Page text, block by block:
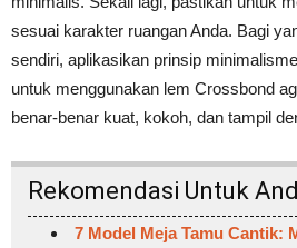
sesuai karakter ruangan Anda. Bagi
sendiri, aplikasikan prinsip
untuk menggunakan lem Crossbond
benar-benar kuat, kokoh, dan tampil
Rekomendasi Untuk
7 Model Meja Tamu Cantik: